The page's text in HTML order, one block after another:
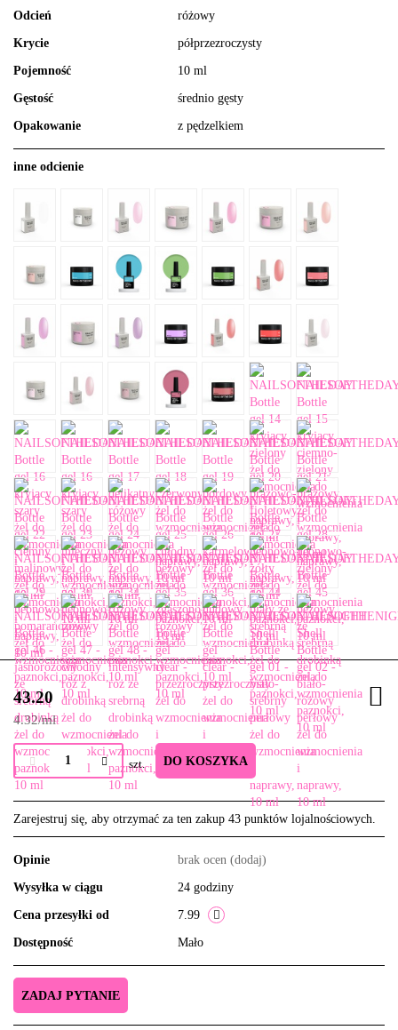
Odcień różowy
Krycie półprzezroczysty
Pojemność 10 ml
Gęstość średnio gęsty
Opakowanie z pędzelkiem
inne odcienie
43.20
4.32/ml
szt. DO KOSZYKA
Zarejestruj się, aby otrzymać za ten zakup 43 punktów lojalnościowych.
Opinie brak ocen (dodaj)
Wysyłka w ciągu 24 godziny
Cena przesyłki od 7.99
Dostępność Mało
ZADAJ PYTANIE